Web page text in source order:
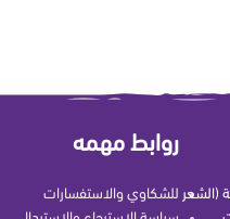
(الشعر
روابط مهمه
للشكاوي والاستفسارات